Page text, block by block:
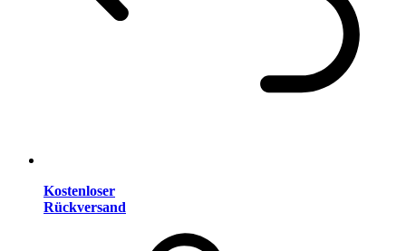
Kostenloser
Rückversand